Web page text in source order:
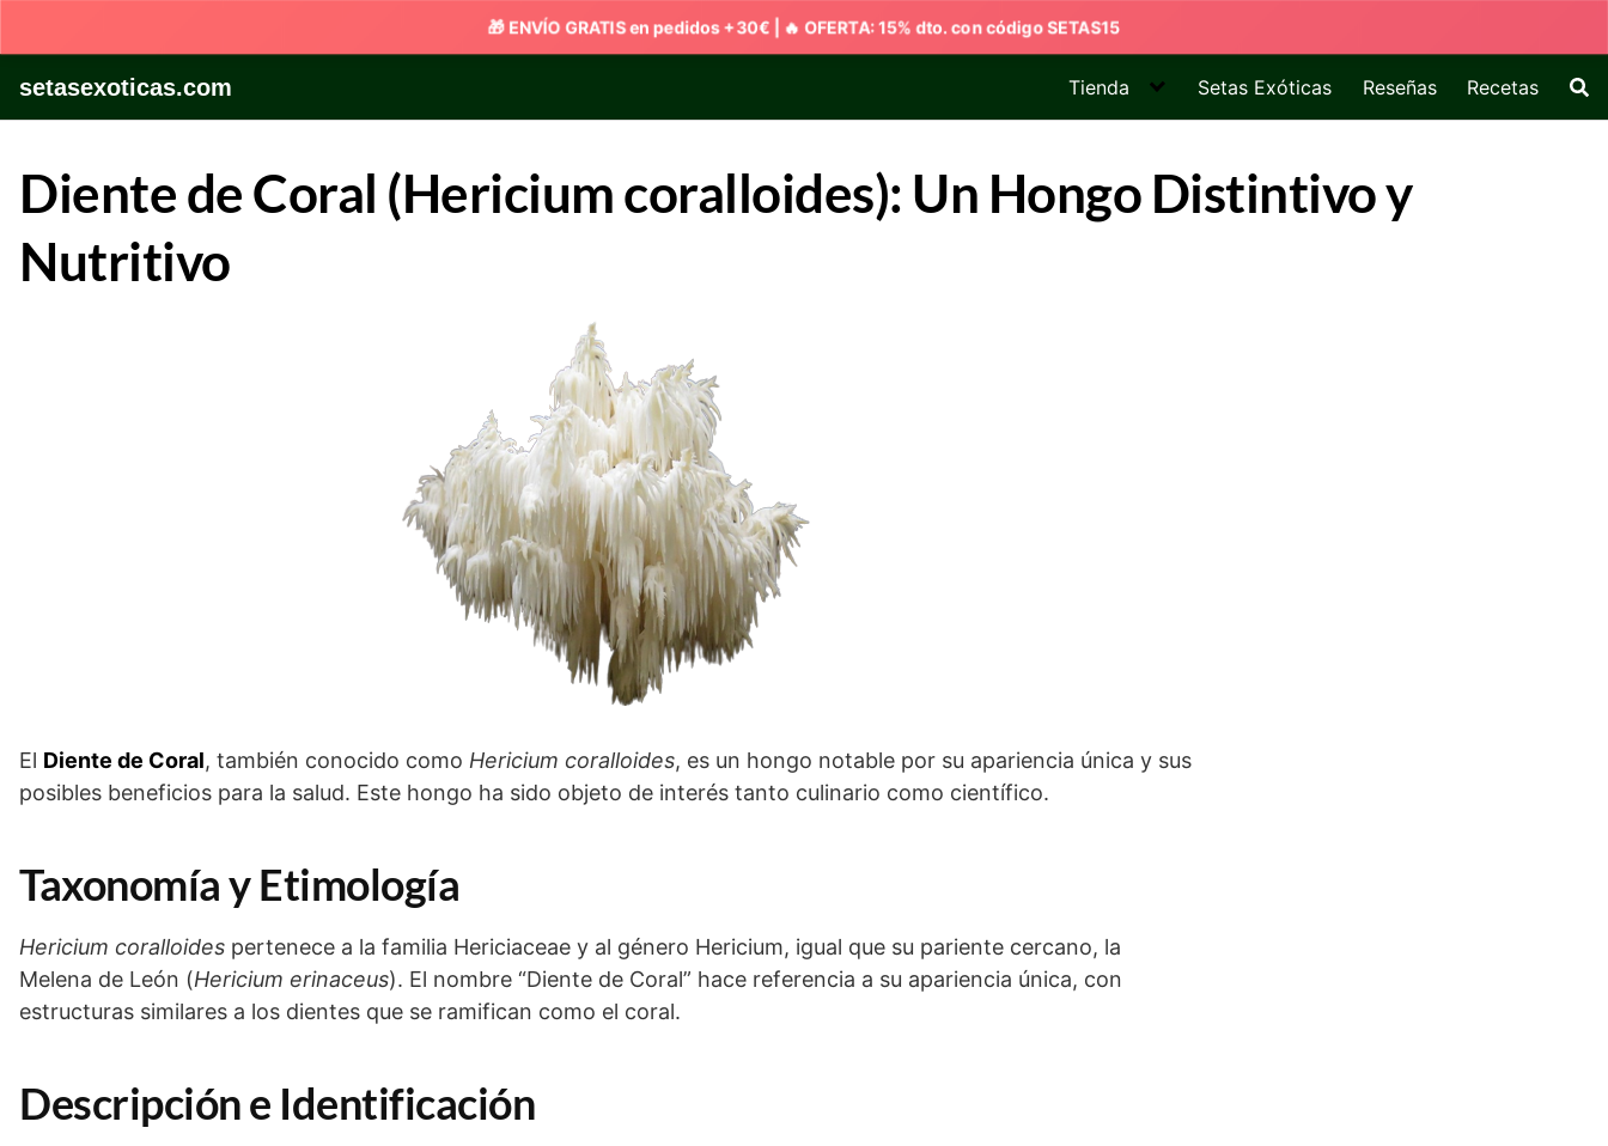
content
setasexoticas.com Tienda Setas Exóticas Reseñas Recetas
Diente de Coral (Hericium coralloides): Un Hongo Distintivo y
Nutritivo
El Diente de Coral, también conocido como Hericium coralloides, es un hongo notable por su apariencia única y sus
posibles beneficios para la salud. Este hongo ha sido objeto de interés tanto culinario como científico.
Taxonomía y Etimología
Hericium coralloides pertenece a la familia Hericiaceae y al género Hericium, igual que su pariente cercano, la
Melena de León (Hericium erinaceus). El nombre “Diente de Coral” hace referencia a su apariencia única, con
estructuras similares a los dientes que se ramifican como el coral.
Descripción e Identificación